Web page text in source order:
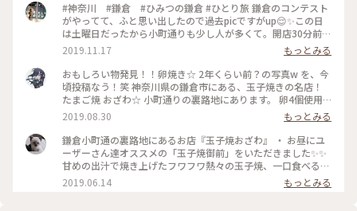
#神奈川 #鎌倉 #ひみつの鎌倉 #ひとり旅 鎌倉のコンテスト
がやってて、ふと思い出したので過去picですがup😌✨この日
は土曜日だったから小町通りも少し人が多くて。開店30分前に
並び始めて、既に前に10人ほどいましたよ〜。運良く1巡目で
入れたので、玉子焼きを注文😎なんともいえない甘さと出汁の
お味と、、、とりあえず美味😂笑！また機会があれば行きたい
なあ。
2019.11.17
もっとみる
おもしろい物発見！！卵焼き☆ 2年くらい前？の写真w を、今
頃投稿なう！笑 神奈川県の鎌倉市にある、玉子焼きの名店！
たまご焼 おざわ☆ 小町通りの裏路地にあります。 卵4個使用
で、砂糖醤油の風味の後に、出汁の風味と旨みが来る感じでし
た！ 口当たりは柔らでした！ 記憶でわ… 開店の11時半前に行
ったのに、長者の列で30分以上待った記憶が… 懐かし～ ま
た、食べに行きたいな～ #神奈川 #鎌倉 #玉子焼き #おざわ #御
膳 #名店 #小町通り #裏 #過去
2019.08.30
もっとみる
鎌倉小町通の裏路地にあるお店『玉子焼おざわ』 ・ お昼にユ
ーザーさん達オススメの「玉子焼御前」をいただきました✨✨
甘めの出汁で焼き上げたフワフワ熱々の玉子焼、一口食べると
旨味がジュワーッと広がります😆 この味は絶対家で再現でき
ない美味しさです🌟 ・ ちなみに、ご飯の上の昆布もいいお
2019.06.14 もっとみる